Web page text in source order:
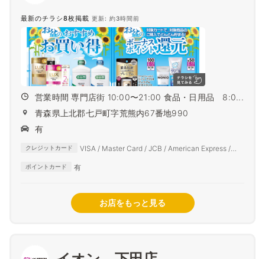
最新のチラシ8枚掲載 更新: 約3時間前
営業時間 専門店街 10:00〜21:00 食品・日用品 8:0...
青森県上北郡七戸町字荒熊内67番地990
有
クレジットカード
VISA / Master Card / JCB / American Express /
ポイントカード 有
お店をもっと見る